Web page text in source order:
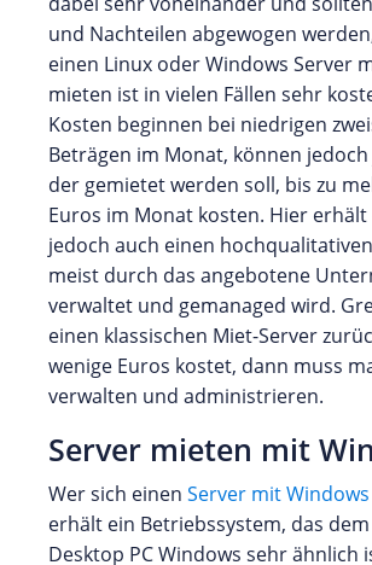
und Nachteilen abgewogen
einen Linux oder Windows Server
mieten ist in vielen Fällen sehr
Kosten beginnen bei niedrigen
Beträgen im Monat, können jedoch
der gemietet werden soll, bis zu
Euros im Monat kosten. Hier
jedoch auch einen
meist durch das angebotene
verwaltet und gemanaged wird.
einen klassischen Miet-Server
wenige Euros kostet, dann muss
verwalten und administrieren.
Server mieten mit
Wer sich einen Server mit Windows
erhält ein Betriebssystem, das
Desktop PC Windows sehr ähnlich